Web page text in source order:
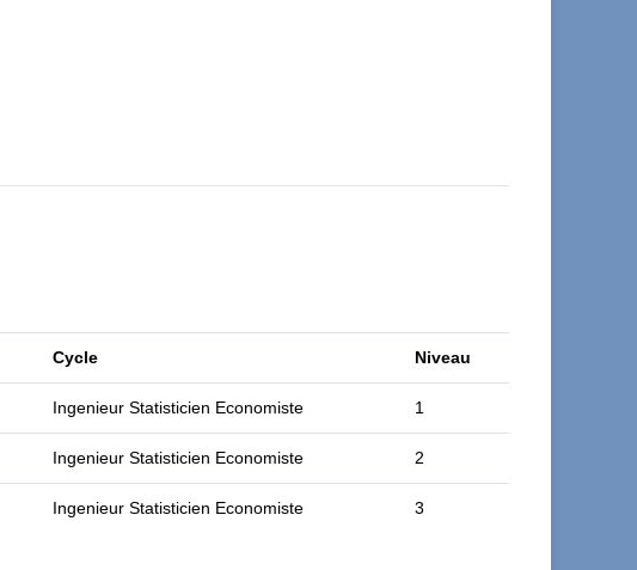
Cycle Niveau
Ingenieur Statisticien Economiste 1
Ingenieur Statisticien Economiste 2
Ingenieur Statisticien Economiste 3